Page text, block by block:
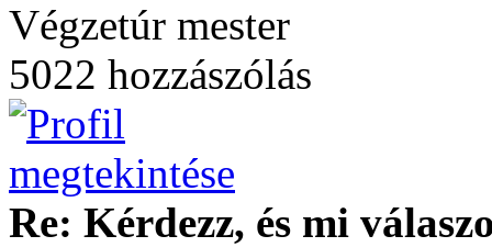
Végzetúr mester
5022 hozzászólás
Re: Kérdezz, és mi